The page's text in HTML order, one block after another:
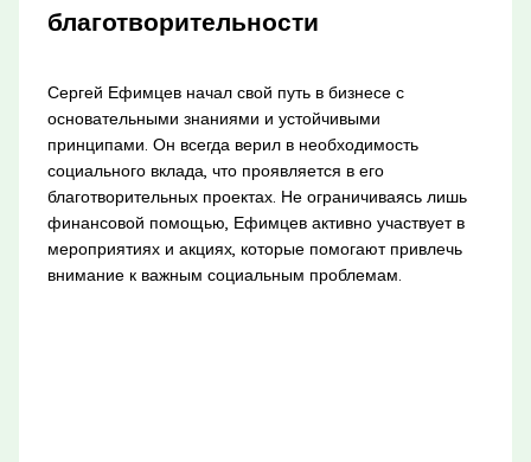
благотворительности
Сергей Ефимцев начал свой путь в бизнесе с
основательными знаниями и устойчивыми
принципами. Он всегда верил в необходимость
социального вклада, что проявляется в его
благотворительных проектах. Не ограничиваясь лишь
финансовой помощью, Ефимцев активно участвует в
мероприятиях и акциях, которые помогают привлечь
внимание к важным социальным проблемам.